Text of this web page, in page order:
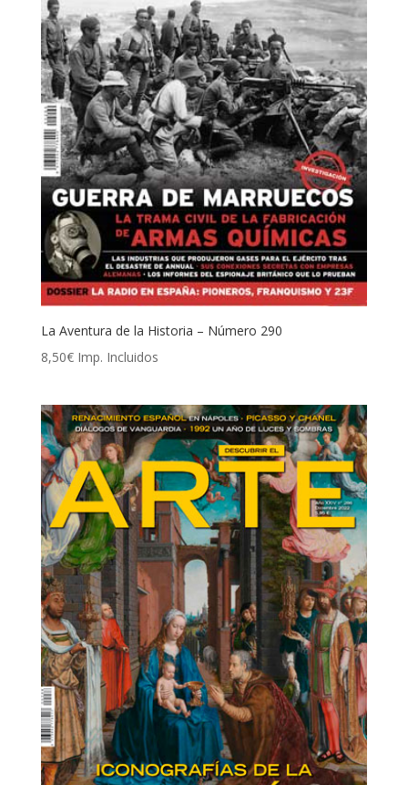
La Aventura de la Historia – Número 290
8,50€ Imp. Incluidos